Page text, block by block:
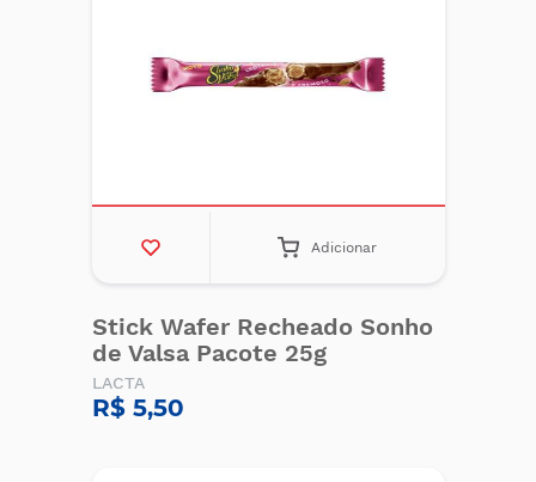
Adicionar
Stick Wafer Recheado Sonho
de Valsa Pacote 25g
LACTA
R$ 5,50